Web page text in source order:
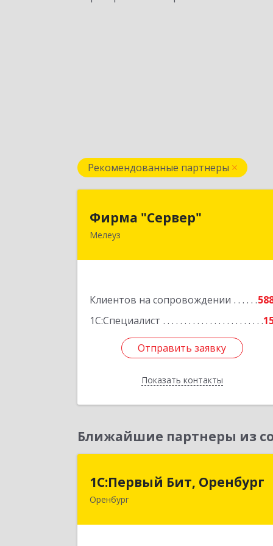
Рекомендованные партнеры
Фирма "Сервер"
Мелеуз
Клиентов на сопровождении
1С:Специалист
Отправить заявку
Показать контакты
Отправить заявку
Назад
Ближайшие партнеры из
1С:Первый Бит, Оренбург
Оренбург
1С:Первый Бит, Оренбург
460044, Оренбургская обл, Оренбург,